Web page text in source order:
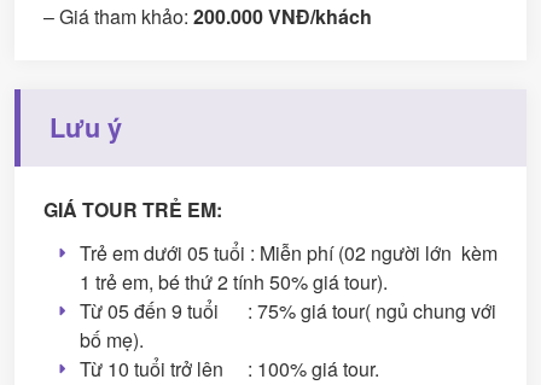
– Giá tham khảo: 200.000 VNĐ/khách
Lưu ý
GIÁ TOUR TRẺ EM:
Trẻ em dưới 05 tuổi : Miễn phí (02 người lớn kèm
1 trẻ em, bé thứ 2 tính 50% giá tour).
Từ 05 đến 9 tuổi : 75% giá tour( ngủ chung với
bố mẹ).
Từ 10 tuổi trở lên : 100% giá tour.